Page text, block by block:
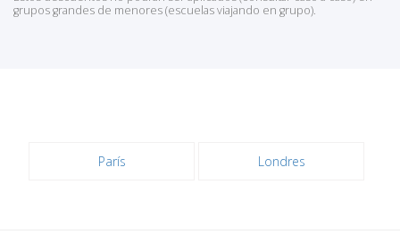
grupos grandes de menores (escuelas viajando en grupo).
París Londres